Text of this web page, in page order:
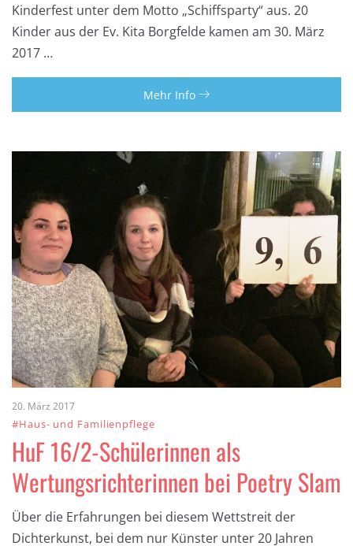
Kinderfest unter dem Motto „Schiffsparty“ aus. 20
Kinder aus der Ev. Kita Borgfelde kamen am 30. März
2017 …
Mehr Info
20. März 2017
#Haus- und Familienpflege
HuF 16/2-Schülerinnen als
Wertungsrichterinnen bei Poetry Slam
Über die Erfahrungen bei diesem Wettstreit der
Dichterkunst, bei dem nur Künster unter 20 Jahren